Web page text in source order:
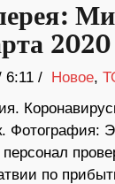
2020
6:11 / Новое,
Фотография:
по